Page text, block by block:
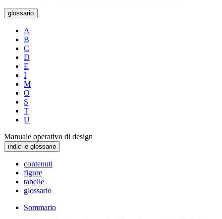
glossario
A
B
C
D
E
I
M
O
S
T
U
Manuale operativo di design
indici e glossario
contenuti
figure
tabelle
glossario
Sommario